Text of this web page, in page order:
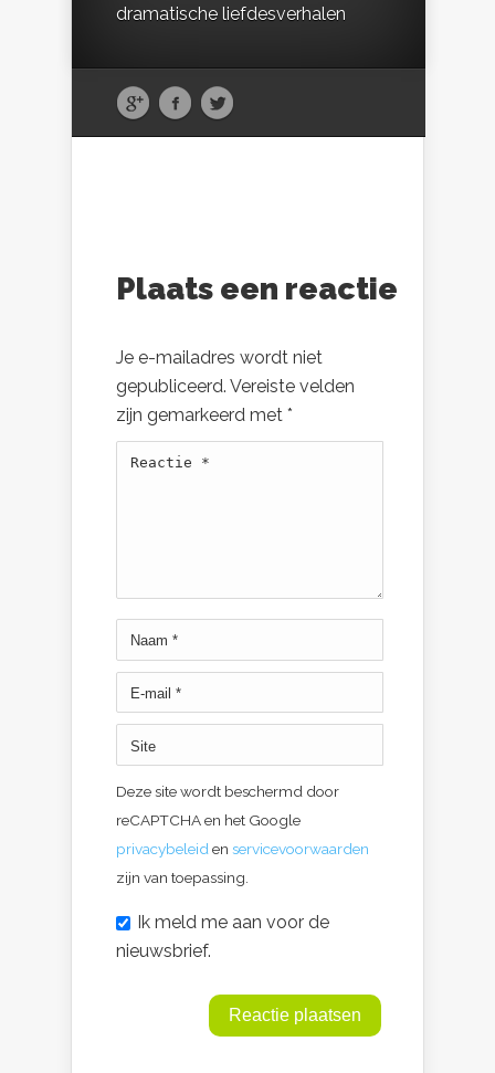
dramatische liefdesverhalen
Plaats een reactie
Je e-mailadres wordt niet
gepubliceerd. Vereiste velden
zijn gemarkeerd met *
Deze site wordt beschermd door
reCAPTCHA en het Google
privacybeleid en servicevoorwaarden
zijn van toepassing.
Ik meld me aan voor de
nieuwsbrief.